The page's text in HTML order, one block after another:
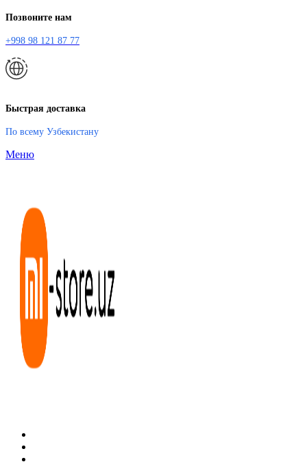
Позвоните нам
+998 98 121 87 77
Быстрая доставка
По всему Узбекистану
Меню